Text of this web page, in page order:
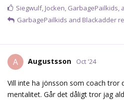
Siegwulf, Jocken, GarbagePailkids,
GarbagePailkids and Blackadder
A Augustsson Oct '24
Vill inte ha jönsson som coach tror
mentalitet. Går det dåligt tror jag